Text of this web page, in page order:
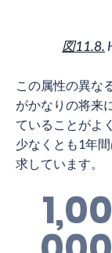
図11.8.
この属性の異な
がかなりの将来
ていることがよ
少なくとも1年
求しています。